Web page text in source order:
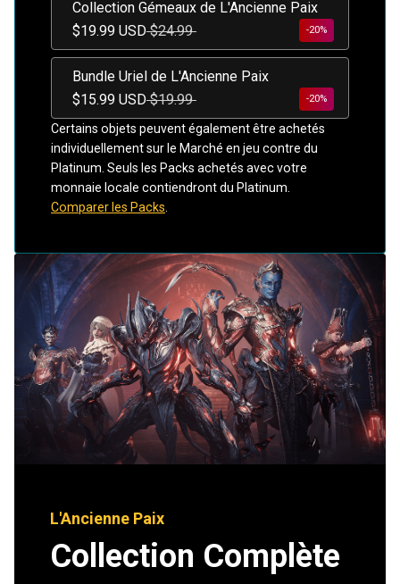
Collection Gémeaux de L'Ancienne Paix
$19.99 USD $24.99 -20%
Bundle Uriel de L'Ancienne Paix
$15.99 USD $19.99 -20%
Certains objets peuvent également être achetés
individuellement sur le Marché en jeu contre du
Platinum. Seuls les Packs achetés avec votre
monnaie locale contiendront du Platinum.
Comparer les Packs.
L'Ancienne Paix
Collection Complète